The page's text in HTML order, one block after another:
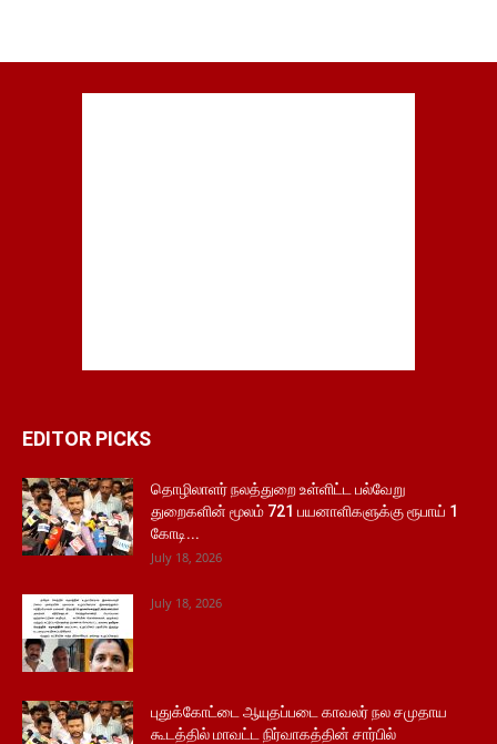
EDITOR PICKS
தொழிலாளர் நலத்துறை உள்ளிட்ட பல்வேறு
துறைகளின் மூலம் 721 பயனாளிகளுக்கு ரூபாய் 1
கோடி...
July 18, 2026
July 18, 2026
புதுக்கோட்டை ஆயுதப்படை காவலர் நல சமுதாய
கூடத்தில் மாவட்ட நிர்வாகத்தின் சார்பில்